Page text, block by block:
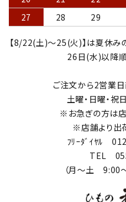
27
28 29
【8/22(土)～25(火)】は夏休み
26日(水)以降順
ご注文から2営業日
土曜・日曜・祝
※お急ぎの方は店
※店舗より出
ﾌﾘｰﾀﾞｲﾔﾙ
TEL
（月～土 9:00